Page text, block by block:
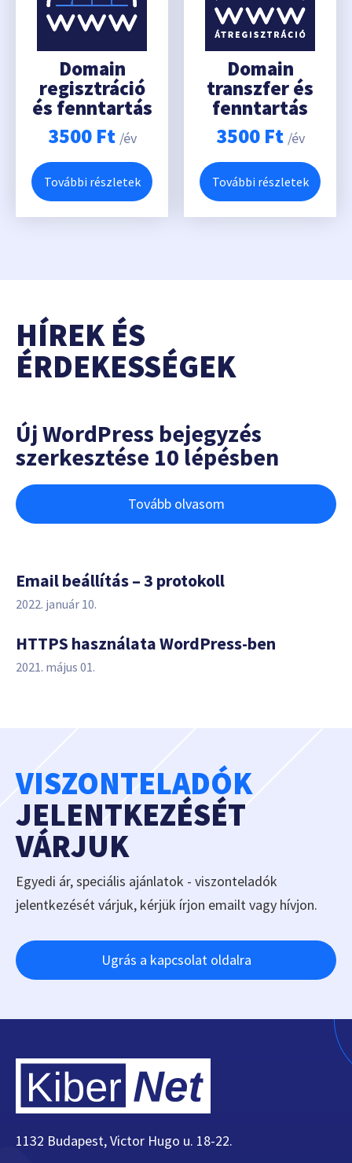
Domain
regisztráció
és fenntartás
3500 Ft /év
További részletek
Domain
transzfer és
fenntartás
3500 Ft /év
További részletek
HÍREK ÉS
ÉRDEKESSÉGEK
Új WordPress bejegyzés
szerkesztése 10 lépésben
Tovább olvasom
Email beállítás – 3 protokoll
2022. január 10.
HTTPS használata WordPress-ben
2021. május 01.
VISZONTELADÓK
JELENTKEZÉSÉT
VÁRJUK
Egyedi ár, speciális ajánlatok - viszonteladók
jelentkezését várjuk, kérjük írjon emailt vagy hívjon.
Ugrás a kapcsolat oldalra
1132 Budapest, Victor Hugo u. 18-22.